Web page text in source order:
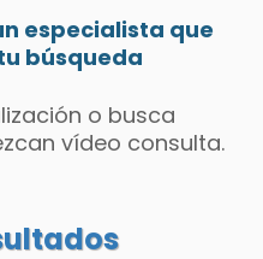
especialista que
búsqueda
o busca
vídeo consulta.